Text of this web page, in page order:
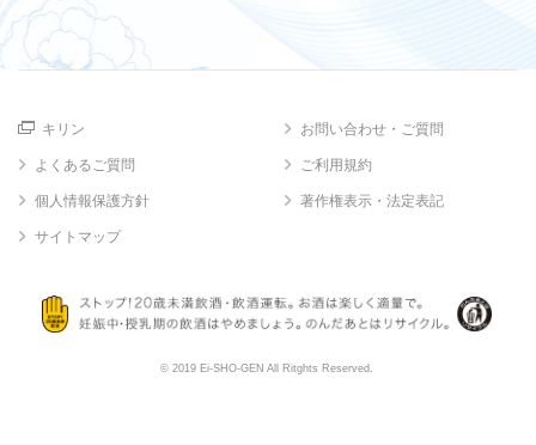
キリン お問い合わせ・ご質問
よくあるご質問 ご利用規約
個人情報保護方針 著作権表示・法定表記
サイトマップ
© 2019 Ei-SHO-GEN All Ritghts Reserved.